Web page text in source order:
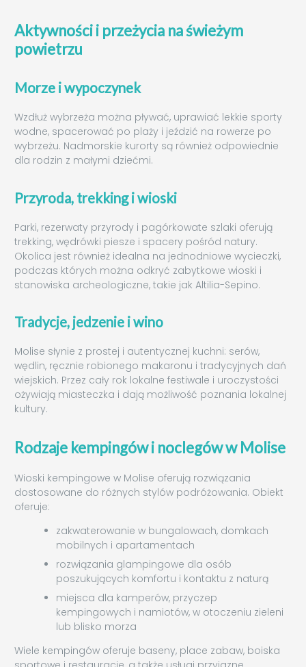
Aktywności i przeżycia na świeżym
powietrzu
Morze i wypoczynek
Wzdłuż wybrzeża można pływać, uprawiać lekkie sporty
wodne, spacerować po plaży i jeździć na rowerze po
wybrzeżu. Nadmorskie kurorty są również odpowiednie
dla rodzin z małymi dziećmi.
Przyroda, trekking i wioski
Parki, rezerwaty przyrody i pagórkowate szlaki oferują
trekking, wędrówki piesze i spacery pośród natury.
Okolica jest również idealna na jednodniowe wycieczki,
podczas których można odkryć zabytkowe wioski i
stanowiska archeologiczne, takie jak Altilia-Sepino.
Tradycje, jedzenie i wino
Molise słynie z prostej i autentycznej kuchni: serów,
wędlin, ręcznie robionego makaronu i tradycyjnych dań
wiejskich. Przez cały rok lokalne festiwale i uroczystości
ożywiają miasteczka i dają możliwość poznania lokalnej
kultury.
Rodzaje kempingów i noclegów w Molise
Wioski kempingowe w Molise oferują rozwiązania
dostosowane do różnych stylów podróżowania. Obiekt
oferuje:
zakwaterowanie w bungalowach, domkach
mobilnych i apartamentach
rozwiązania glampingowe dla osób
poszukujących komfortu i kontaktu z naturą
miejsca dla kamperów, przyczep
kempingowych i namiotów, w otoczeniu zieleni
lub blisko morza
Wiele kempingów oferuje baseny, place zabaw, boiska